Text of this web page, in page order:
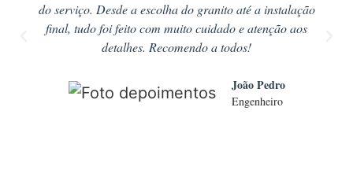
do serviço. Desde a escolha do granito até a instalação
final, tudo foi feito com muito cuidado e atenção aos
detalhes. Recomendo a todos!
João Pedro
Engenheiro